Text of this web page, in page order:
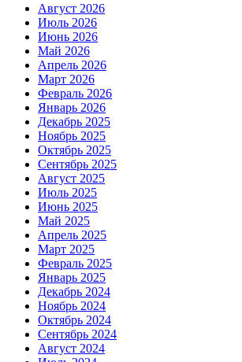
Август 2026
Июль 2026
Июнь 2026
Май 2026
Апрель 2026
Март 2026
Февраль 2026
Январь 2026
Декабрь 2025
Ноябрь 2025
Октябрь 2025
Сентябрь 2025
Август 2025
Июль 2025
Июнь 2025
Май 2025
Апрель 2025
Март 2025
Февраль 2025
Январь 2025
Декабрь 2024
Ноябрь 2024
Октябрь 2024
Сентябрь 2024
Август 2024